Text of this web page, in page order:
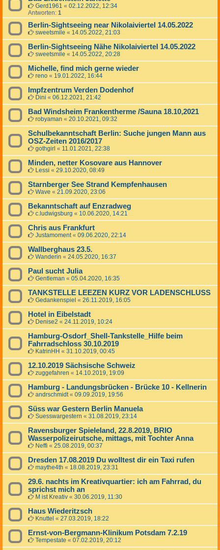
Gerd1961 « 02.12.2022, 12:34
Antworten: 1
Berlin-Sightseeing near Nikolaiviertel 14.05.2022
sweetsmile « 14.05.2022, 21:03
Berlin-Sightseeing Nähe Nikolaiviertel 14.05.2022
sweetsmile « 14.05.2022, 20:28
Michelle, find mich gerne wieder
reno « 19.01.2022, 16:44
Impfzentrum Verden Dodenhof
Dini « 06.12.2021, 21:42
Bad Windsheim Frankentherme /Sauna 18.10,2021
robyaman « 20.10.2021, 09:32
Schulbekanntschaft Berlin: Suche jungen Mann aus
OSZ-Zeiten 2016/2017
gothgirl « 11.01.2021, 22:38
Minden, netter Kosovare aus Hannover
Lessi « 29.10.2020, 08:49
Starnberger See Strand Kempfenhausen
Wave « 21.09.2020, 23:06
Bekanntschaft auf Enzradweg
c.ludwigsburg « 10.06.2020, 14:21
Chris aus Frankfurt
Justamoment« 09.06.2020, 22:14
Wallberghaus 23.5.
Wanderin « 24.05.2020, 16:37
Paul sucht Julia
Gentleman « 05.04.2020, 16:35
TANKSTELLE LEEZEN KURZ VOR LADENSCHLUSS
Gedankenspiel « 26.11.2019, 16:05
Hotel in Eibelstadt
Denise2 « 24.11.2019, 10:24
Hamburg-Osdorf_Shell-Tankstelle_Hilfe beim
Fahrradschloss 30.10.2019
KatrinHH « 31.10.2019, 00:45
12.10.2019 Sächsische Schweiz
zuggefahren « 14.10.2019, 19:09
Hamburg - Landungsbrücken - Brücke 10 - Kellnerin
andrschmidt« 09.09.2019, 19:56
Süss war Gestern Berlin Manuela
Suesswargestern « 31.08.2019, 23:14
Ravensburger Spieleland, 22.8.2019, BRIO
Wasserpolizeirutsche, mittags, mit Tochter Anna
Neffi « 25.08.2019, 00:37
Dresden 17.08.2019 Du wolltest dir ein Taxi rufen
maythe4th « 18.08.2019, 23:31
29.6. nachts im Kreativquartier: ich am Fahrrad, du
sprichst mich an
M ist Kreativ « 30.06.2019, 11:30
Haus Wiederitzsch
Knuttel « 27.03.2019, 18:22
Ernst-von-Bergmann-Klinikum Potsdam 7.2.19
Tempestate « 07.02.2019, 20:12